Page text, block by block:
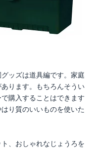
ッズは道具編です。家庭
ります。もちろんそうい
購入することはできます
り質のいいものを使いた
、おしゃれなじょうろを